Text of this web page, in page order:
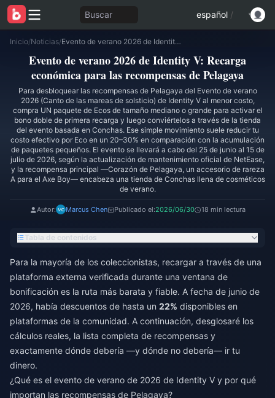
Buscar español /
Inicio/Noticias/ Evento de verano 2026 de Identity V: Recarga económica para las recompensas de Pelagaya
Evento de verano 2026 de Identity V: Recarga
económica para las recompensas de Pelagaya
Para desbloquear las recompensas de Pelagaya del Evento de verano
2026 (Canto de las mareas de solsticio) de Identity V al menor costo,
compra UN paquete de Ecos de tamaño mediano o grande para activar el
bono doble de primera recarga y luego conviértelos a través de la tienda
del evento basada en Conchas. Ese simple movimiento suele reducir tu
costo efectivo por Eco en un 20–30% en comparación con la acumulación
de paquetes pequeños. El evento se llevará a cabo del 25 de junio al 15 de
julio de 2026, según la actualización de mantenimiento oficial de NetEase,
y la recompensa principal —Corazón de Pelagaya, un accesorio de rareza
A para el Axe Boy— encabeza una tienda de Conchas llena de cosméticos
de verano.
Autor: Marcus Chen Publicado el:2026/06/30 18 min lectura
Tabla de contenidos
Para la mayoría de los coleccionistas, recargar a través de una
plataforma externa verificada durante una ventana de
bonificación es la ruta más barata y fiable. A fecha de junio de
2026, había descuentos de hasta un 22% disponibles en
plataformas de la comunidad. A continuación, desglosaré los
cálculos reales, la lista completa de recompensas y
exactamente dónde debería —y dónde no debería— ir tu
dinero.
¿Qué es el evento de verano de 2026 de Identity V y por qué
importan las recompensas de Pelagaya?